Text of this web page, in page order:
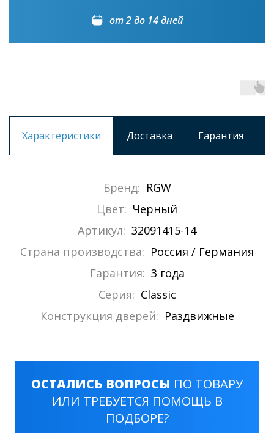
от 2 до 14 дней
Характеристики Доставка Гарантия
Бренд: RGW
Цвет: Черный
Артикул: 32091415-14
Страна производства: Россия / Германия
Гарантия: 3 года
Серия: Classic
Конструкция дверей: Раздвижные
ОСТАЛИСЬ ВОПРОСЫ ПО ТОВАРУ
ИЛИ ТРЕБУЕТСЯ ПОМОЩЬ В
ПОДБОРЕ?